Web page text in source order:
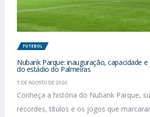
FUTEBOL
Nubank Parque: inauguração, capacidade
do estádio do Palmeiras
5 DE AGOSTO DE 2026
Conheça a história do Nubank Parque,
recordes, títulos e os jogos que